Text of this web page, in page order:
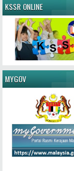
KSSR ONLINE
MYGOV